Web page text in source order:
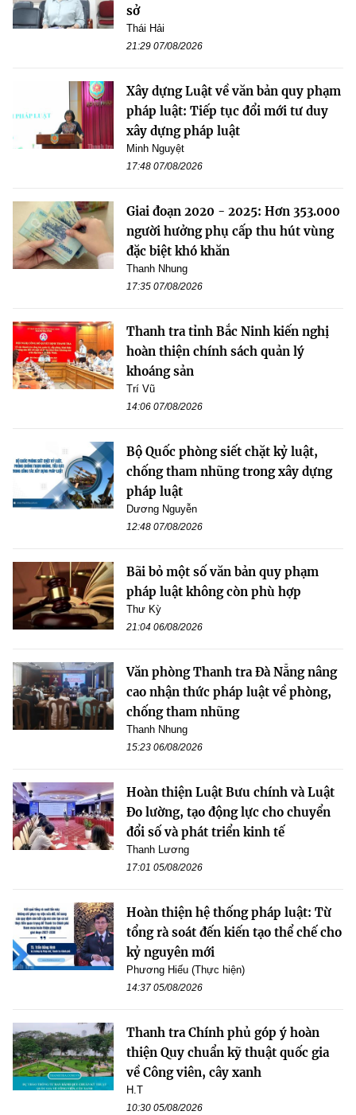
sở
Thái Hải
21:29 07/08/2026
Xây dựng Luật về văn bản quy phạm
pháp luật: Tiếp tục đổi mới tư duy
xây dựng pháp luật
Minh Nguyệt
17:48 07/08/2026
Giai đoạn 2020 - 2025: Hơn 353.000
người hưởng phụ cấp thu hút vùng
đặc biệt khó khăn
Thanh Nhung
17:35 07/08/2026
Thanh tra tỉnh Bắc Ninh kiến nghị
hoàn thiện chính sách quản lý
khoáng sản
Trí Vũ
14:06 07/08/2026
Bộ Quốc phòng siết chặt kỷ luật,
chống tham nhũng trong xây dựng
pháp luật
Dương Nguyễn
12:48 07/08/2026
Bãi bỏ một số văn bản quy phạm
pháp luật không còn phù hợp
Thư Kỳ
21:04 06/08/2026
Văn phòng Thanh tra Đà Nẵng nâng
cao nhận thức pháp luật về phòng,
chống tham nhũng
Thanh Nhung
15:23 06/08/2026
Hoàn thiện Luật Bưu chính và Luật
Đo lường, tạo động lực cho chuyển
đổi số và phát triển kinh tế
Thanh Lương
17:01 05/08/2026
Hoàn thiện hệ thống pháp luật: Từ
tổng rà soát đến kiến tạo thể chế cho
kỷ nguyên mới
Phương Hiếu (Thực hiện)
14:37 05/08/2026
Thanh tra Chính phủ góp ý hoàn
thiện Quy chuẩn kỹ thuật quốc gia
về Công viên, cây xanh
H.T
10:30 05/08/2026